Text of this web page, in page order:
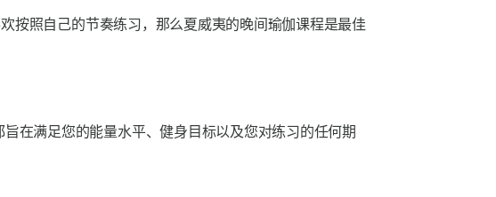
按照自己的节奏练习，那么夏威夷的晚间瑜伽课程是最佳
在满足您的能量水平、健身目标以及您对练习的任何期